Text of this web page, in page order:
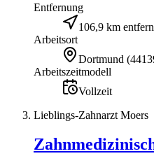
Entfernung
106,9 km
Arbeitsort
Dortmund (
Arbeitszeitmodell
Vollzeit
Lieblings-Zahnarzt Moers